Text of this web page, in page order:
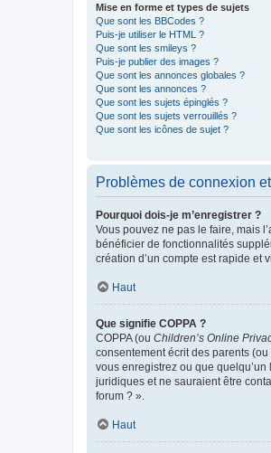
Mise en forme et types de sujets
Que sont les BBCodes ?
Puis-je utiliser le HTML ?
Que sont les smileys ?
Puis-je publier des images ?
Que sont les annonces globales ?
Que sont les annonces ?
Que sont les sujets épinglés ?
Que sont les sujets verrouillés ?
Que sont les icônes de sujet ?
Problèmes de connexion
Pourquoi dois-je m’enregistrer ?
Vous pouvez ne pas le faire, mais
bénéficier de fonctionnalités
création d’un compte est rapide et
Haut
Que signifie COPPA ?
COPPA (ou Children’s Online
consentement écrit des parents
vous enregistrez ou que
juridiques et ne sauraient être
forum ? ».
Haut